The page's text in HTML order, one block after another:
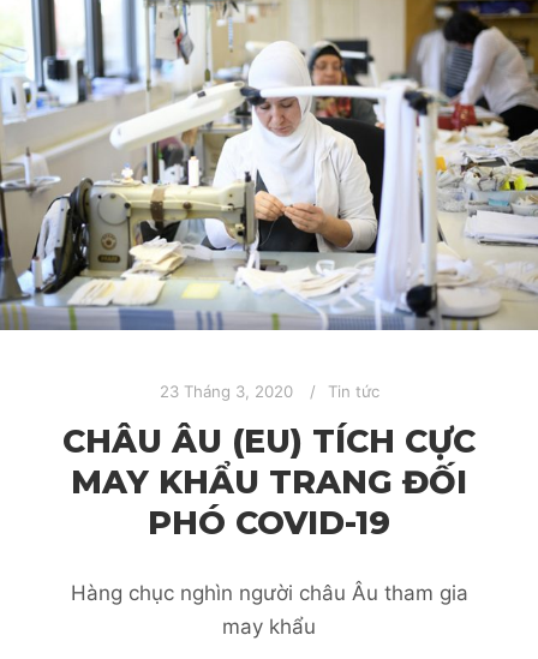
23 Tháng 3, 2020 Tin tức
CHÂU ÂU (EU) TÍCH CỰC
MAY KHẨU TRANG ĐỐI
PHÓ COVID-19
Hàng chục nghìn người châu Âu tham gia
may khẩu